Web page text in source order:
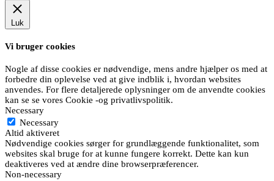
Luk
Vi bruger cookies
Nogle af disse cookies er nødvendige, mens andre hjælper os med at
forbedre din oplevelse ved at give indblik i, hvordan websites
anvendes. For flere detaljerede oplysninger om de anvendte cookies
kan se se vores Cookie -og privatlivspolitik.
Necessary
Necessary
Altid aktiveret
Nødvendige cookies sørger for grundlæggende funktionalitet, som
websites skal bruge for at kunne fungere korrekt. Dette kan kun
deaktiveres ved at ændre dine browserpræferencer.
Non-necessary